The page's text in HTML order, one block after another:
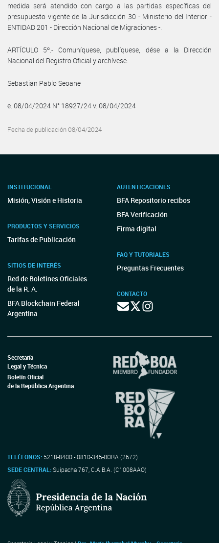
medida será atendido con cargo a las partidas específicas del
presupuesto vigente de la Jurisdicción 30 - Ministerio del Interior -
ENTIDAD 201 - Dirección Nacional de Migraciones -.
ARTÍCULO 5º.- Comuníquese, publíquese, dése a la Dirección
Nacional del Registro Oficial y archívese.
Sebastian Pablo Seoane
e. 08/04/2024 N° 18927/24 v. 08/04/2024
Fecha de publicación 08/04/2024
INSTITUCIONAL
Misión, Visión e Historia
PRODUCTOS Y SERVICIOS
Tarifas de Publicación
SITIOS DE INTERÉS
Red de Boletines Oficiales
de la R. A.
BFA Blockchain Federal
Argentina
AUTENTICACIONES
BFA Repositorio recibos
BFA Verificación
Firma digital
FAQ Y TUTORIALES
Preguntas Frecuentes
CONTACTO
Secretaría
Legal y Técnica
Boletín Oficial
de la República Argentina
TELÉFONOS: 5218-8400 - 0810-345-BORA (2672)
SEDE CENTRAL:Suipacha 767, C.A.B.A. (C1008AAO)